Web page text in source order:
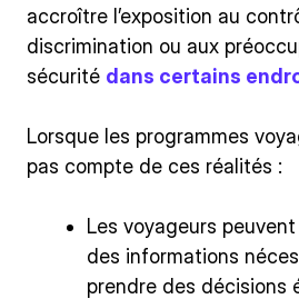
accroître l’exposition au
discrimination ou aux
sécurité dans certains
Lorsque les programmes
pas compte de ces réalités :
Les voyageurs
des informations
prendre des décisions